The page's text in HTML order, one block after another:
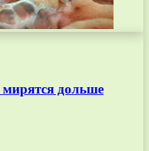
мирятся дольше